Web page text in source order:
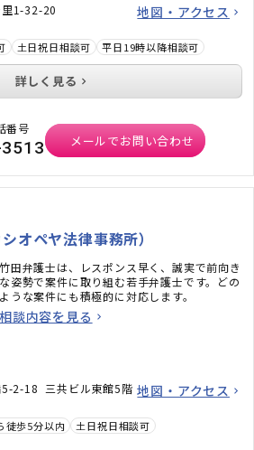
1-32-20 地図・アクセス
土日祝日相談可 平日19時以降相談可
詳しく見る
番号
メールでお問い合わせ
オペヤ法律事務所）
竹田弁護士は、レスポンス早く、誠実で前向き
な姿勢で案件に取り組む若手弁護士です。どの
ような案件にも積極的に対応します。
相談内容を見る
5-2-18 三共ビル東館5階 地図・アクセス
徒歩5分以内
土日祝日相談可